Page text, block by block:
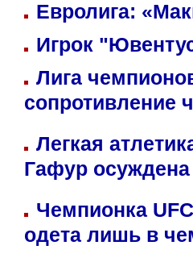
Евролига:
Игрок
Лига
сопротивление
Легкая
Гафур осуждена
Чемпионка
одета лишь в